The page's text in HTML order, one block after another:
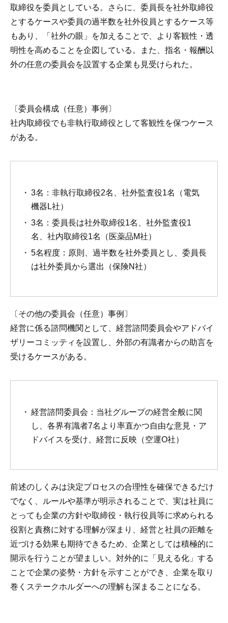
取締役を委員としている。さらに、委員長を社外取締役
とするケースや委員の過半数を社外役員とするケース等
もあり、「社外の眼」を加えることで、より客観性・透
明性を高めることを企図している。また、指名・報酬以
外の任意の委員会を設置する企業も見受けられた。
〔委員会構成（任意）事例〕
社内取締役でも非執行取締役として客観性を保つケース
がある。
3名：非執行取締役2名、社外監査役1名（電気
機器L社）
3名：委員長は社外取締役1名、社外監査役1
名、社内取締役1名（医薬品M社）
5名程度：原則、過半数を社外委員とし、委員長
は社外委員から選出（保険N社）
〔その他の委員会（任意）事例〕
経営に係る諮問機関として、経営諮問委員会やアドバイ
ザリーコミッティを設置し、外部の有識者からの助言を
受けるケースがある。
経営諮問委員会：当社グループの経営全般に関
し、各界有識者7名より率直かつ自由な意見・ア
ドバイスを受け、経営に反映（空運O社）
前述のしくみは決定プロセスの合理性を確保できるだけ
でなく、ルールや基準が明示されることで、実は社員に
とっても企業の方針や取締役・執行役員等に求められる
役割と責務に対する理解が深まり、経営と社員の距離を
近づける効果も期待できるため、企業としては積極的に
開示を行うことが望ましい。対外的に「見える化」する
ことで企業の姿勢・方針を示すことができ、企業を取り
巻くステークホルダーへの理解も深まることになる。